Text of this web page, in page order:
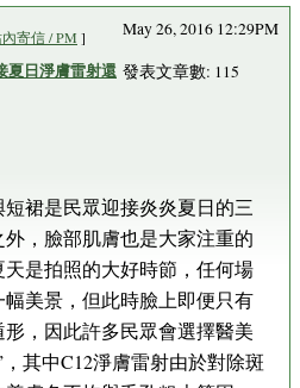
寄信 / PM ]
夏日淨膚雷射還
May 26, 2016 12:29PM
發表文章數: 115
裙是民眾迎接炎炎夏日的三
，臉部肌膚也是大家注重的
是拍照的大好時節，任何場
美景，但此時臉上即便只有
，因此許多民眾會選擇醫美
其中C12淨膚雷射由於對除斑